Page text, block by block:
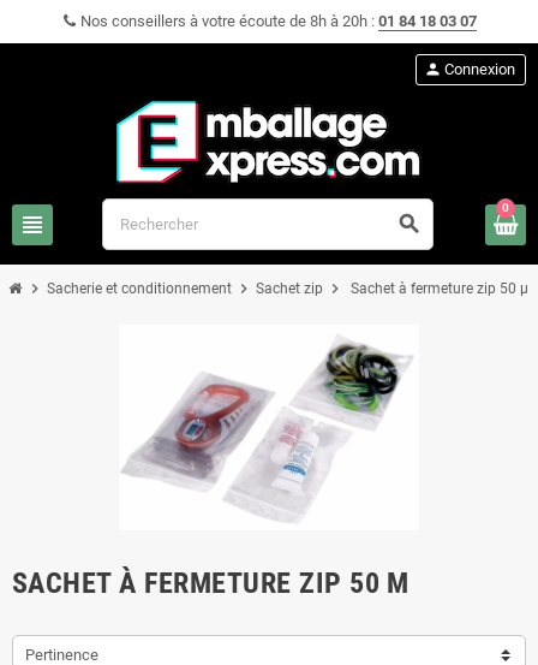
Nos conseillers à votre écoute de 8h à 20h : 01 84 18 03 07
view_headline search
person Connexion
0
chevron_right Sacherie et conditionnement chevron_right Sachet zip chevron_right Sachet à fermeture zip 50 µ
SACHET À FERMETURE ZIP 50 Μ
Pertinence